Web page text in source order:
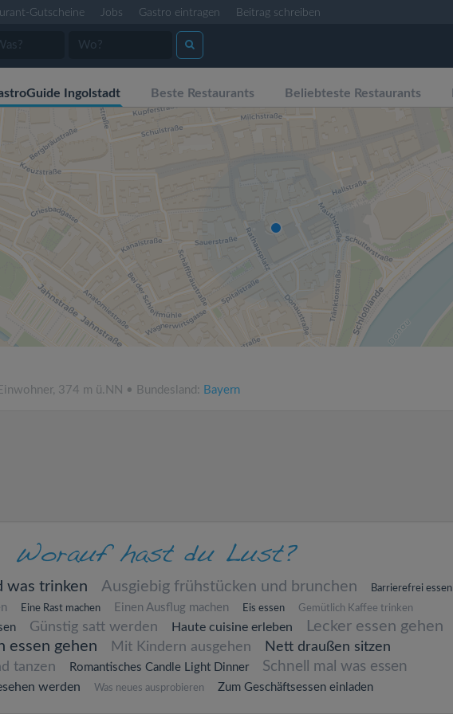
Gutscheine Jobs Gastro eintragen Beitrag schreiben
Ingolstadt Beste Restaurants Beliebteste Restaurants
374 m ü.NN • Bundesland: Bayern
was trinken Ausgiebig frühstücken und brunchen Barrierefrei essen
Eine Rast machen Einen Ausflug machen Eis essen Gemütlich Kaffee trinken
Günstig satt werden Haute cuisine erleben
Lecker essen gehen
essen gehen
Mit Kindern ausgehen
Nett draußen sitzen
tanzen
Romantisches Candle Light Dinner Schnell mal was essen
werden Was neues ausprobieren Zum Geschäftsessen einladen